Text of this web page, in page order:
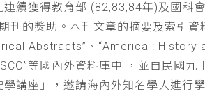
連續獲得教育部 (82,83,84年)及國科
刊的獎助。本刊文章的摘要及索引資
Abstracts”、“America : History
等國內外資料庫中 ，並自民國九
學講座」，邀請海內外知名學人進行